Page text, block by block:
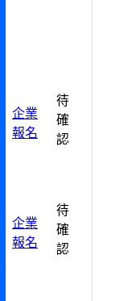
企業
報名
待
確
認
企業
報名
待
確
認